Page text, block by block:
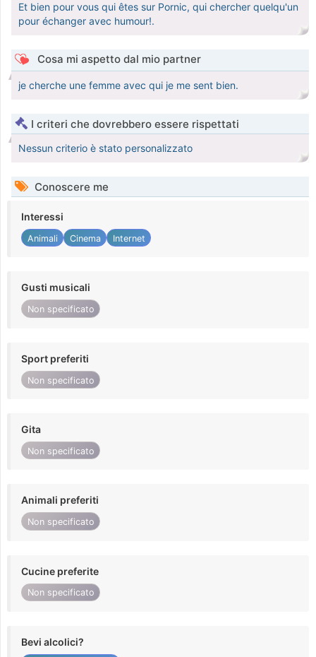
Et bien pour vous qui êtes sur Pornic, qui chercher quelqu'un
pour échanger avec humour!.
Cosa mi aspetto dal mio partner
je cherche une femme avec qui je me sent bien.
I criteri che dovrebbero essere rispettati
Nessun criterio è stato personalizzato
Conoscere me
Interessi
Animali Cinema Internet
Gusti musicali
Non specificato
Sport preferiti
Non specificato
Gita
Non specificato
Animali preferiti
Non specificato
Cucine preferite
Non specificato
Bevi alcolici?